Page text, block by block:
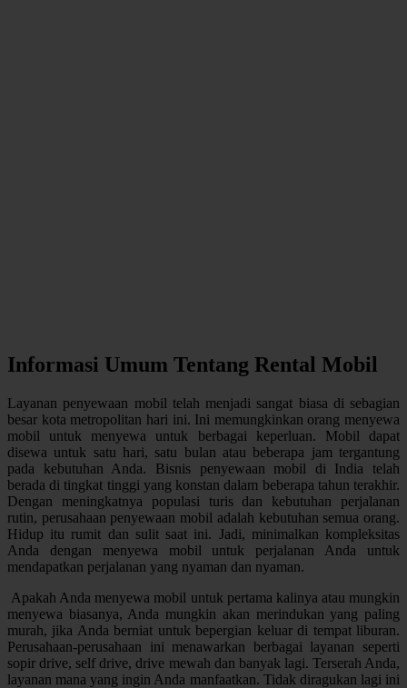
Informasi Umum Tentang Rental Mobil
Layanan penyewaan mobil telah menjadi sangat biasa di sebagian
besar kota metropolitan hari ini. Ini memungkinkan orang menyewa
mobil untuk menyewa untuk berbagai keperluan. Mobil dapat
disewa untuk satu hari, satu bulan atau beberapa jam tergantung
pada kebutuhan Anda. Bisnis penyewaan mobil di India telah
berada di tingkat tinggi yang konstan dalam beberapa tahun terakhir.
Dengan meningkatnya populasi turis dan kebutuhan perjalanan
rutin, perusahaan penyewaan mobil adalah kebutuhan semua orang.
Hidup itu rumit dan sulit saat ini. Jadi, minimalkan kompleksitas
Anda dengan menyewa mobil untuk perjalanan Anda untuk
mendapatkan perjalanan yang nyaman dan nyaman.
Apakah Anda menyewa mobil untuk pertama kalinya atau mungkin
menyewa biasanya, Anda mungkin akan merindukan yang paling
murah, jika Anda berniat untuk bepergian keluar di tempat liburan.
Perusahaan-perusahaan ini menawarkan berbagai layanan seperti
sopir drive, self drive, drive mewah dan banyak lagi. Terserah Anda,
layanan mana yang ingin Anda manfaatkan. Tidak diragukan lagi ini